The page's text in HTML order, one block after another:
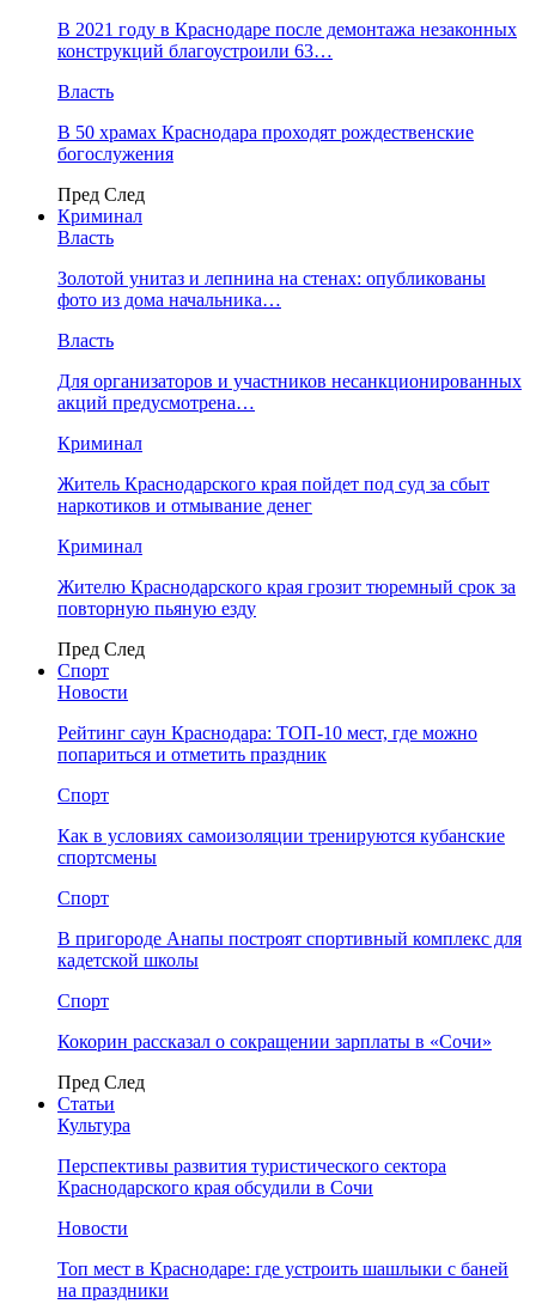
В 2021 году в Краснодаре после демонтажа незаконных
конструкций благоустроили 63…
Власть
В 50 храмах Краснодара проходят рождественские
богослужения
Пред След
Криминал
Власть
​Золотой унитаз и лепнина на стенах: опубликованы
фото из дома начальника…
Власть
Для организаторов и участников несанкционированных
акций предусмотрена…
Криминал
Житель Краснодарского края пойдет под суд за сбыт
наркотиков и отмывание денег
Криминал
Жителю Краснодарского края грозит тюремный срок за
повторную пьяную езду
Пред След
Спорт
Новости
Рейтинг саун Краснодара: ТОП-10 мест, где можно
попариться и отметить праздник
Спорт
Как в условиях самоизоляции тренируются кубанские
спортсмены
Спорт
В пригороде Анапы построят спортивный комплекс для
кадетской школы
Спорт
Кокорин рассказал о сокращении зарплаты в «Сочи»
Пред След
Статьи
Культура
Перспективы развития туристического сектора
Краснодарского края обсудили в Сочи
Новости
Топ мест в Краснодаре: где устроить шашлыки с баней
на праздники